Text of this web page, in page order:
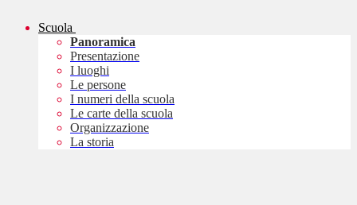
Scuola
Panoramica
Presentazione
I luoghi
Le persone
I numeri della scuola
Le carte della scuola
Organizzazione
La storia